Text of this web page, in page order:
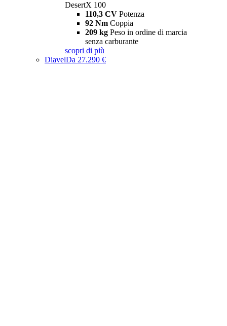
DesertX 100
110,3 CV Potenza
92 Nm Coppia
209 kg Peso in ordine di marcia
senza carburante
scopri di più
DiavelDa 27.290 €